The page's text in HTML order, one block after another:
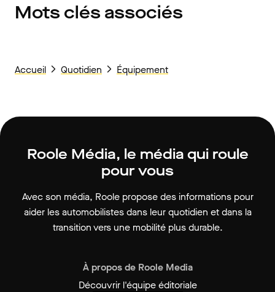
Mots clés associés
Accueil Quotidien Équipement
Roole Média, le média qui roule
pour vous
Avec son média, Roole propose des informations pour
aider les automobilistes dans leur quotidien et dans la
transition vers une mobilité plus durable.
À propos de Roole Media
Découvrir l'équipe éditoriale